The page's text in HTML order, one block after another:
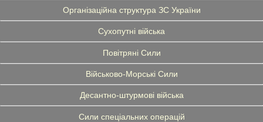
Організаційна структура ЗС України
Сухопутні війська
Повітряні Сили
Військово-Морські Сили
Десантно-штурмові війська
Сили спеціальних операцій